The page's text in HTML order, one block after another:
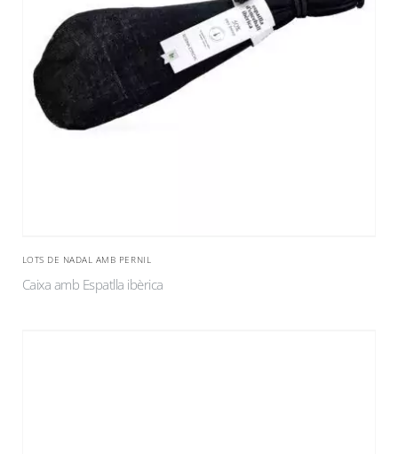
LOTS DE NADAL AMB PERNIL
Caixa amb Espatlla ibèrica